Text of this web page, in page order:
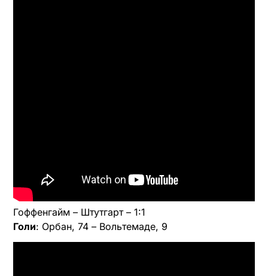
Гоффенгайм – Штутгарт – 1:1
Голи: Орбан, 74 – Вольтемаде, 9